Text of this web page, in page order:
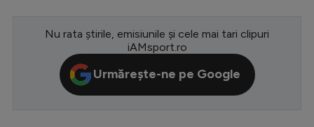
CM 2026
Premier League
LaLiga
Nu rata știrile, emisiunile și cele mai tari clipuri
iAMsport.ro
Urmărește-ne pe Google